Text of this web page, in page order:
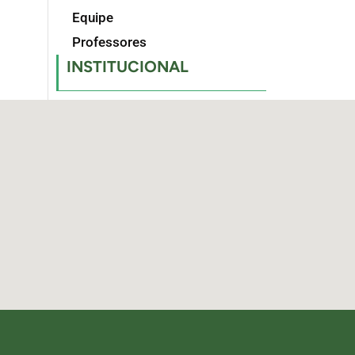
Equipe
Professores
INSTITUCIONAL